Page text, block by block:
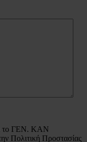
το ΓΕΝ. ΚΑΝ
Πολιτική Προστασίας